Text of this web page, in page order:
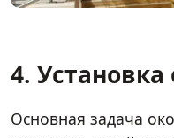
4.
Основная задача